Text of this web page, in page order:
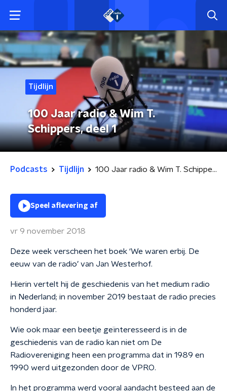
Tijdlijn
100 Jaar radio & Wim T.
Schippers, deel 1
Podcasts Tijdlijn 100 Jaar radio & Wim T. Schippers, deel 1
Speel aflevering af
vr 9 november 2018
Deze week verscheen het boek ‘We waren erbij. De
eeuw van de radio’ van Jan Westerhof.
Hierin vertelt hij de geschiedenis van het medium radio
in Nederland; in november 2019 bestaat de radio precies
honderd jaar.
Wie ook maar een beetje geïnteresseerd is in de
geschiedenis van de radio kan niet om De
Radiovereniging heen een programma dat in 1989 en
1990 werd uitgezonden door de VPRO.
In het programma werd vooral aandacht besteed aan de